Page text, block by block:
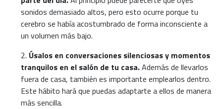
sonidos demasiado altos, pero esto ocurre porque tu
cerebro se había acostumbrado de forma inconsciente a
un volumen más bajo.
2. Úsalos en conversaciones silenciosas y momentos
tranquilos en el salón de tu casa.Además de llevarlos
fuera de casa, también es importante emplearlos dentro.
Este hábito hará que puedas adaptarte a ellos de manera
más sencilla.